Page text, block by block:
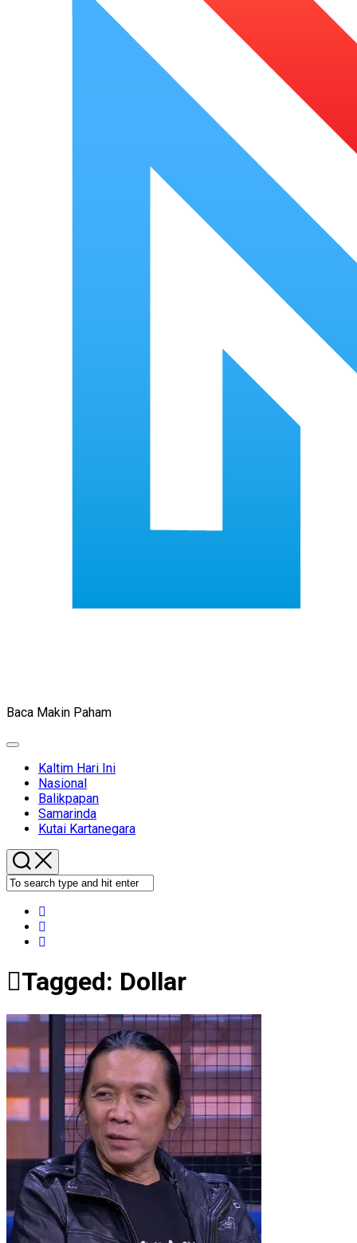
Baca Makin Paham
Expand
Kaltim Hari Ini
Nasional
Balikpapan
Samarinda
Kutai Kartanegara
Tagged: Dollar